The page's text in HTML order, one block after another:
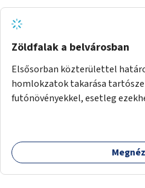
Zöldfalak a belvárosban
Elsősorban közterülettel
homlokzatok takarása
futónövényekkel, esetleg
nincs lehetőség.